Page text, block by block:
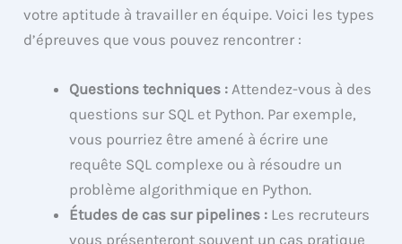
votre aptitude à travailler en équipe. Voici les types
d’épreuves que vous pouvez rencontrer :
Questions techniques : Attendez-vous à des
questions sur SQL et Python. Par exemple,
vous pourriez être amené à écrire une
requête SQL complexe ou à résoudre un
problème algorithmique en Python.
Études de cas sur pipelines : Les recruteurs
vous présenteront souvent un cas pratique